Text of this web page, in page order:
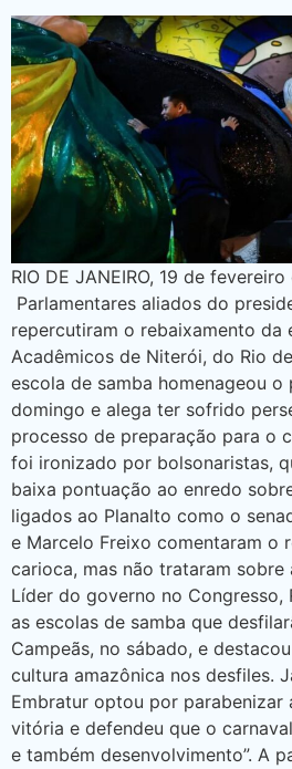
RIO DE JANEIRO, 19 de
Parlamentares aliados do
repercutiram o rebaixamento da
Acadêmicos de Niterói, do Rio
escola de samba homenageou
domingo e alega ter sofrido
processo de preparação para o
foi ironizado por bolsonaristas,
baixa pontuação ao enredo
ligados ao Planalto como o
e Marcelo Freixo comentaram o
carioca, mas não trataram sobre
Líder do governo no Congresso,
as escolas de samba que
Campeãs, no sábado, e
cultura amazônica nos desfiles.
Embratur optou por parabenizar
vitória e defendeu que o
e também desenvolvimento”. A